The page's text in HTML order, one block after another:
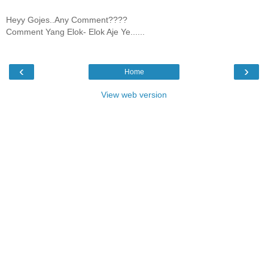
Heyy Gojes..Any Comment????
Comment Yang Elok- Elok Aje Ye......
‹ ›
Home
View web version